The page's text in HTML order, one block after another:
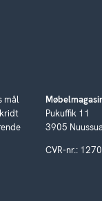
mål
Pukuffik 11
3905
CVR-nr.: